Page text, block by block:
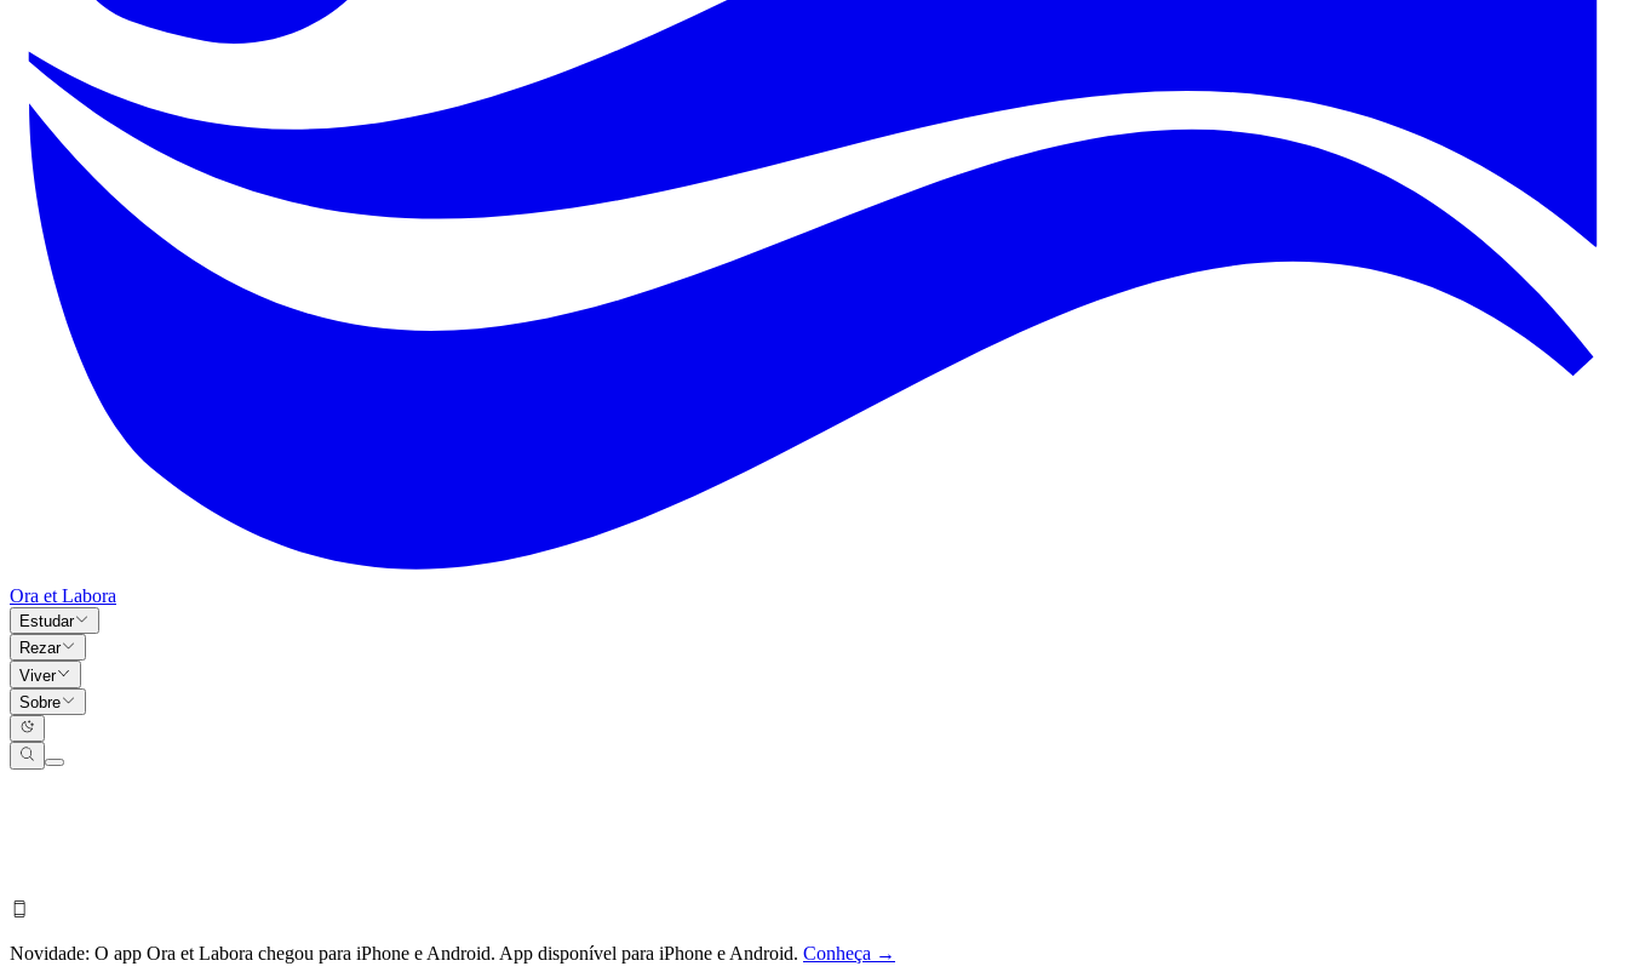
Ora et Labora
Estudar
Rezar
Viver
Sobre
Novidade: O app Ora et Labora chegou para iPhone e Android. App disponível para iPhone e Android. Conheça →